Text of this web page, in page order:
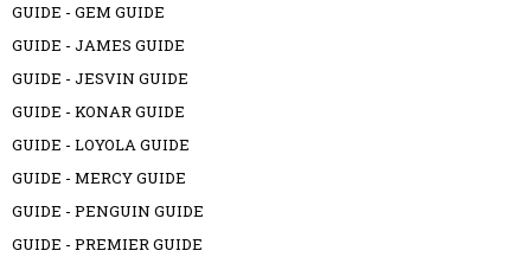
GUIDE - GEM GUIDE
GUIDE - JAMES GUIDE
GUIDE - JESVIN GUIDE
GUIDE - KONAR GUIDE
GUIDE - LOYOLA GUIDE
GUIDE - MERCY GUIDE
GUIDE - PENGUIN GUIDE
GUIDE - PREMIER GUIDE